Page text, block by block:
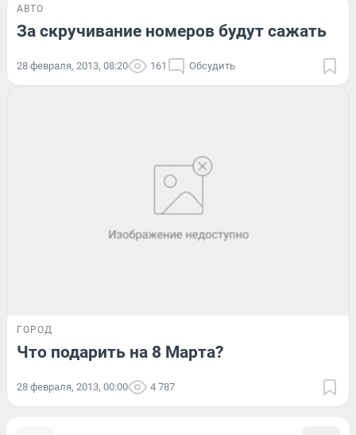
АВТО
За скручивание номеров будут сажать
28 февраля, 2013, 08:20 161 Обсудить
ГОРОД
Что подарить на 8 Марта?
28 февраля, 2013, 00:00 4 787